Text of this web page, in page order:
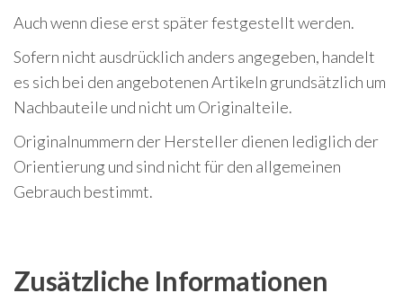
Auch wenn diese erst später festgestellt werden.
Sofern nicht ausdrücklich anders angegeben, handelt
es sich bei den angebotenen Artikeln grundsätzlich um
Nachbauteile und nicht um Originalteile.
Originalnummern der Hersteller dienen lediglich der
Orientierung und sind nicht für den allgemeinen
Gebrauch bestimmt.
Zusätzliche Informationen